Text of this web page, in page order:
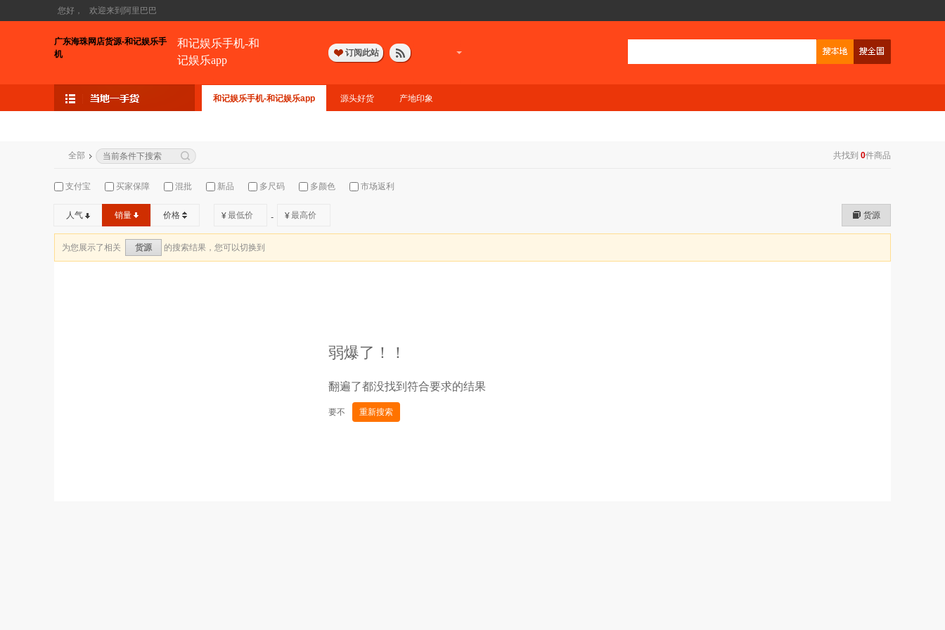
您好， 欢迎来到阿里巴巴
广东海珠网店货源-和记娱乐手
机
和记娱乐手机-和
记娱乐app
订阅此站
和记娱乐手机-和记娱乐app 源头好货 产地印象
共找到 0件商品
全部
支付宝 买家保障 混批 新品 多尺码 多颜色 市场返利
人气 销量 价格 ¥ - ¥ 货源
为您展示了相关 货源 的搜索结果，您可以切换到
弱爆了！！
翻遍了都没找到符合要求的结果
要不 重新搜索